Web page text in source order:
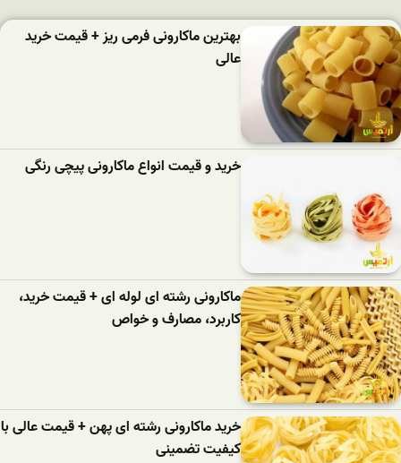
بهترین ماکارونی فرمی ریز + قیمت خرید
عالی
خرید و قیمت انواع ماکارونی پیچی رنگی
ماکارونی رشته ای لوله ای + قیمت خرید،
کاربرد، مصارف و خواص
خرید ماکارونی رشته ای پهن + قیمت عالی با
کیفیت تضمینی